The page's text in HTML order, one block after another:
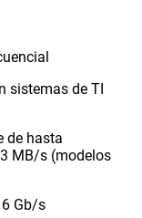
sistemas de TI
de hasta
MB/s (modelos
6 Gb/s